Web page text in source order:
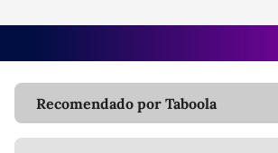
Recomendado por Taboola